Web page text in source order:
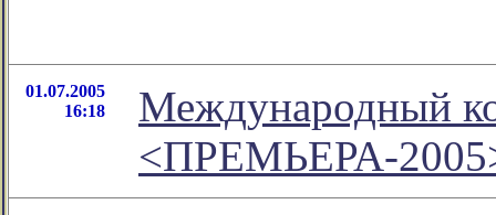
01.07.2005
16:18
Международный
<ПРЕМЬЕРА-